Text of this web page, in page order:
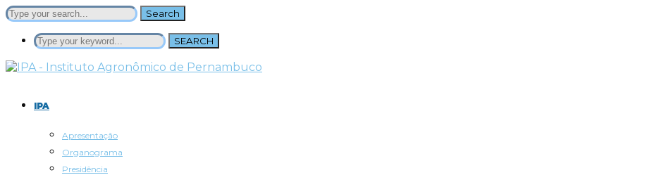
Search
SEARCH
IPA
Apresentação
Organograma
Presidência